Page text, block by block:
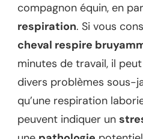
compagnon équin, en
respiration. Si vous
cheval respire
minutes de travail, il
divers problèmes sous-
qu’une respiration
peuvent indiquer un